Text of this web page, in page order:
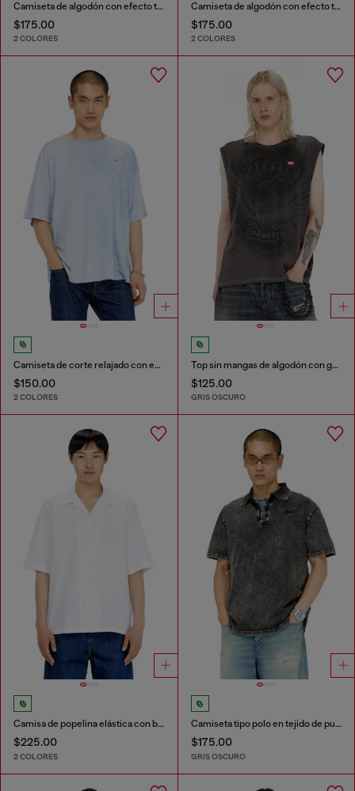
Camiseta de algodón con efecto tratado
$175.00
2 COLORES
Camiseta de algodón con efecto tratado
$175.00
2 COLORES
Camiseta de corte relajado con estampados de
$150.00
2 COLORES
Top sin mangas de algodón con gráfico tonal
$125.00
GRIS OSCURO
Camisa de popelina elástica con bordado Oval D
$225.00
2 COLORES
Camiseta tipo polo en tejido de punto efecto denim
$175.00
GRIS OSCURO